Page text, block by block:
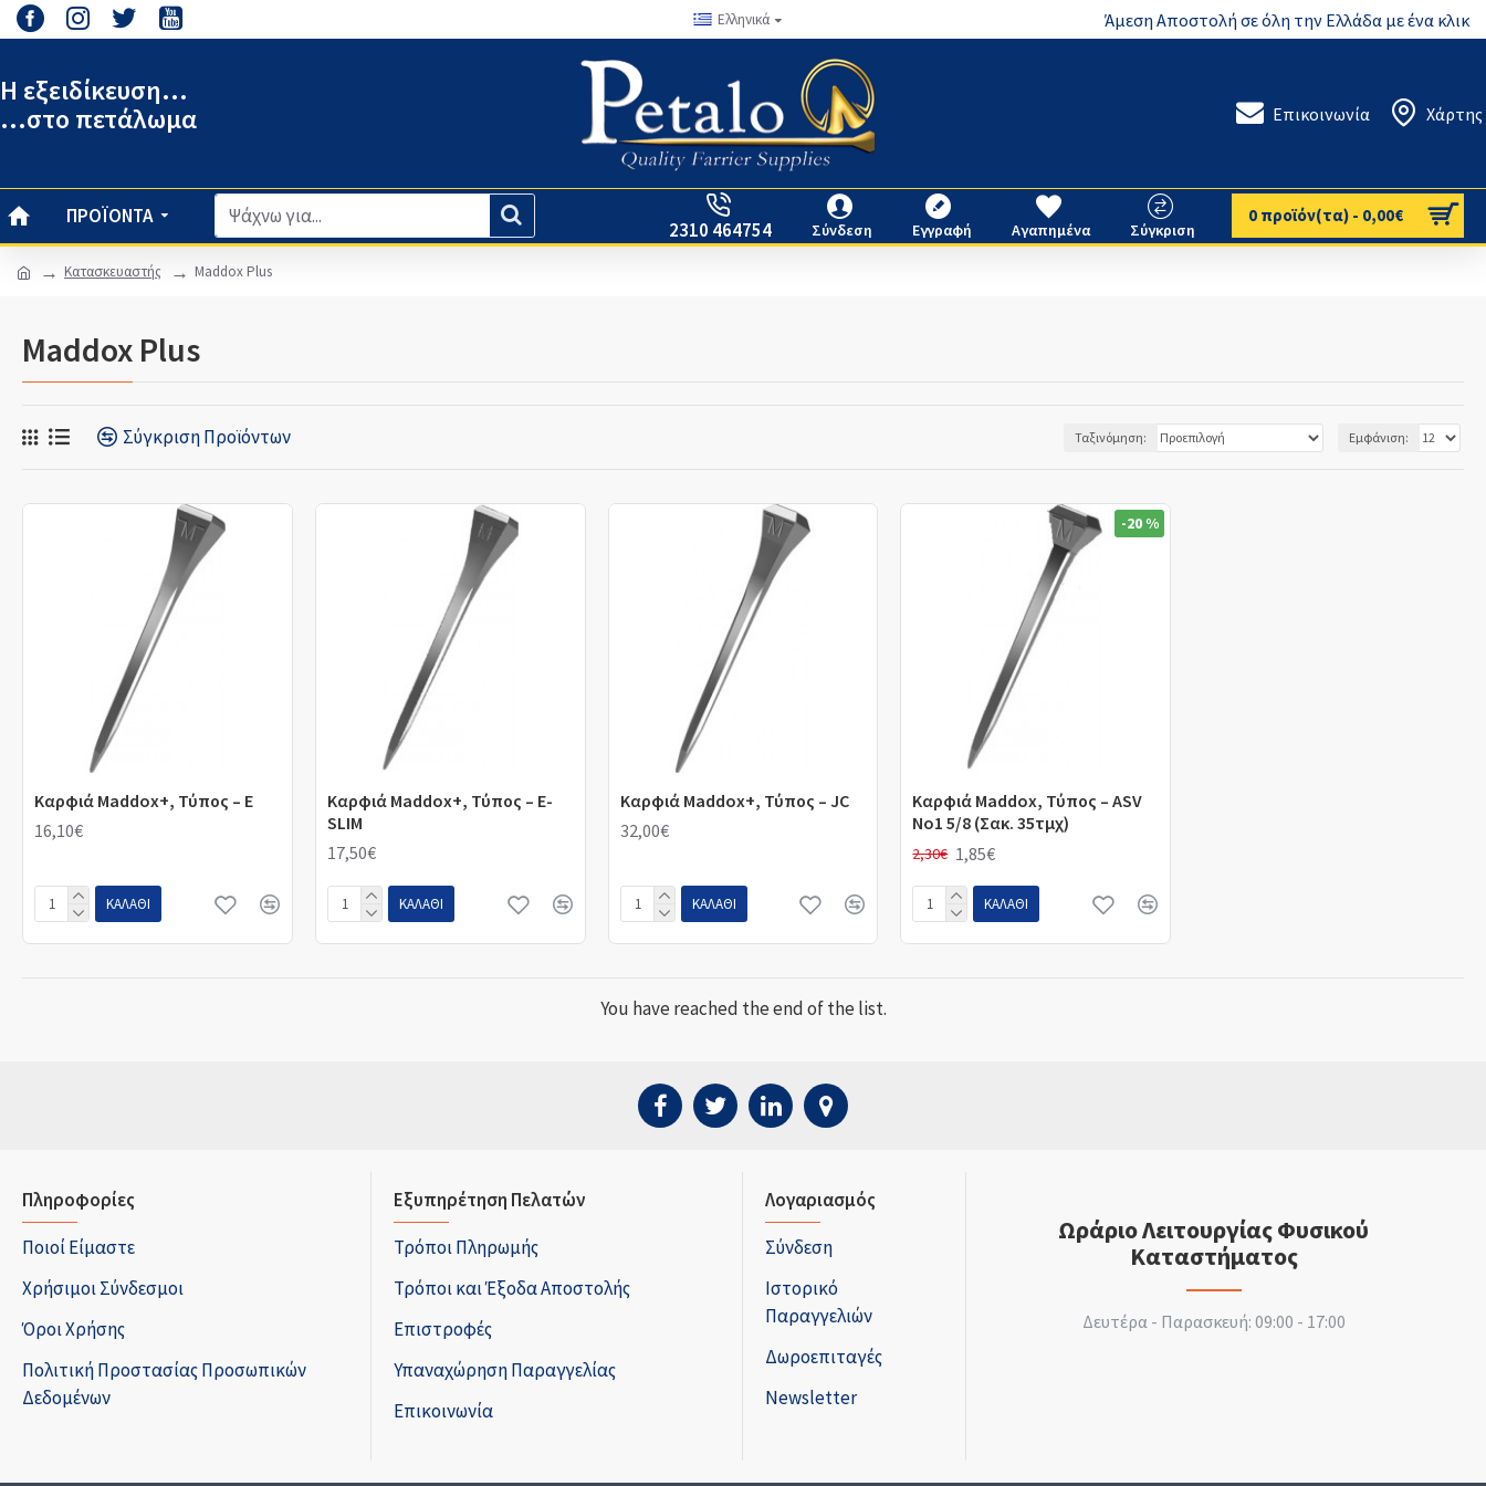
Ελληνικά Άμεση Αποστολή σε όλη την Ελλάδα με ένα κλικ
Η εξειδίκευση...
...στο πετάλωμα
Επικοινωνία Χάρτης
ΠΡΟΪΌΝΤΑ
2310 464754 Σύνδεση Εγγραφή Αγαπημένα Σύγκριση
0 προϊόν(τα) - 0,00€
Κατασκευαστής Maddox Plus
Maddox Plus
Σύγκριση Προϊόντων Ταξινόμηση: Εμφάνιση:
Καρφιά Maddox+, Τύπος – E
16,10€
ΚΑΛΆΘΙ
Καρφιά Maddox+, Τύπος – E-
SLIM
17,50€
ΚΑΛΆΘΙ
Καρφιά Maddox+, Τύπος – JC
32,00€
ΚΑΛΆΘΙ
-20 %
Καρφιά Maddox, Τύπος – ASV
No1 5/8 (Σακ. 35τμχ)
1,85€
2,30€
ΚΑΛΆΘΙ
You have reached the end of the list.
Πληροφορίες
Ποιοί Είμαστε
Χρήσιμοι Σύνδεσμοι
Όροι Χρήσης
Πολιτική Προστασίας Προσωπικών
Δεδομένων
Εξυπηρέτηση Πελατών
Τρόποι Πληρωμής
Τρόποι και Έξοδα Αποστολής
Επιστροφές
Υπαναχώρηση Παραγγελίας
Επικοινωνία
Λογαριασμός
Σύνδεση
Ιστορικό
Παραγγελιών
Δωροεπιταγές
Newsletter
Ωράριο Λειτουργίας Φυσικού
Καταστήματος
Δευτέρα - Παρασκευή: 09:00 - 17:00